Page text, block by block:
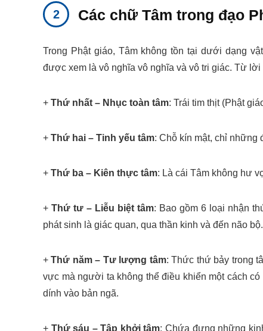
Các chữ Tâm trong đạo
Trong Phật giáo, Tâm không tồn tại dưới dạng
được xem là vô nghĩa vô nghĩa và vô tri giác. Từ
+ Thứ nhất – Nhục toàn tâm: Trái tim thịt (Phật
+ Thứ hai – Tinh yếu tâm: Chỗ kín mật, chỉ những
+ Thứ ba – Kiên thực tâm: Là cái Tâm không hư
+ Thứ tư – Liễu biệt tâm: Bao gồm 6 loại nhận
phát sinh là giác quan, qua thần kinh và đến não
+Thứ năm – Tư lượng tâm: Thức thứ bảy trong
vực mà người ta không thể điều khiển một cách
dính vào bản ngã.
+ Thứ sáu – Tập khởi tâm: Chứa đựng những